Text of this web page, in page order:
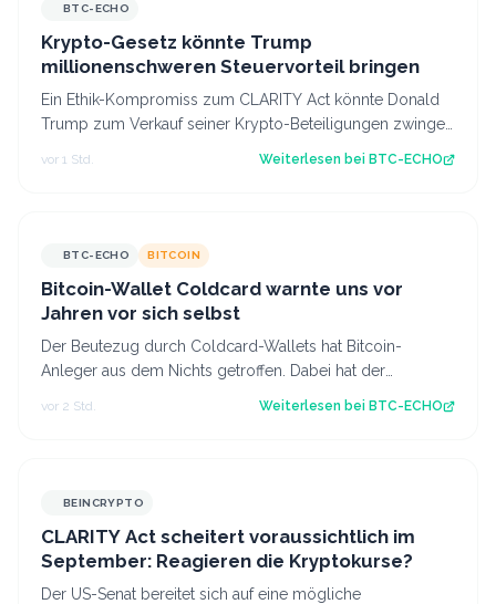
BTC-ECHO
Krypto-Gesetz könnte Trump
millionenschweren Steuervorteil bringen
Ein Ethik-Kompromiss zum CLARITY Act könnte Donald
Trump zum Verkauf seiner Krypto-Beteiligungen zwingen
vor 1 Std. Weiterlesen bei BTC-ECHO
BTC-ECHO BITCOIN
Bitcoin-Wallet Coldcard warnte uns vor
Jahren vor sich selbst
Der Beutezug durch Coldcard-Wallets hat Bitcoin-
Anleger aus dem Nichts getroffen. Dabei hat der
Hersteller offenbar seine eigene Warnung ign…
vor 2 Std. Weiterlesen bei BTC-ECHO
BEINCRYPTO
CLARITY Act scheitert voraussichtlich im
September: Reagieren die Kryptokurse?
Der US-Senat bereitet sich auf eine mögliche